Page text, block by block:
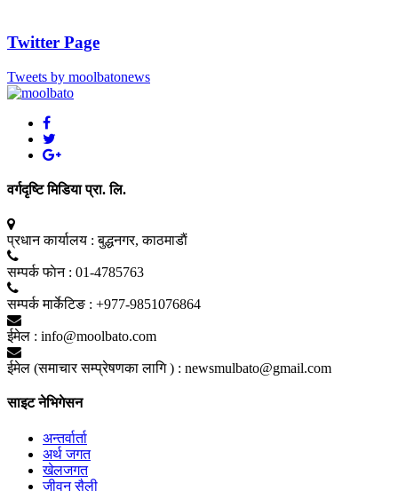
Twitter Page
Tweets by moolbatonews
वर्गदृष्टि मिडिया प्रा. लि.
प्रधान कार्यालय : बुद्धनगर, काठमाडाैं
सम्पर्क फाेन : 01-4785763
सम्पर्क मार्केटिङ : +977-9851076864
ईमेल : info@moolbato.com
ईमेल (समाचार सम्प्रेषणका लागि ) : newsmulbato@gmail.com
साइट नेभिगेसन
अन्तर्वार्ता
अर्थ जगत
खेलजगत
जीवन सैली